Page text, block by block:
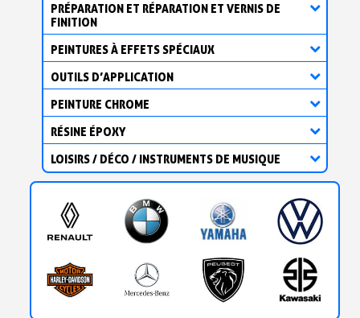
PRÉPARATION ET RÉPARATION ET VERNIS DE
FINITION
PEINTURES À EFFETS SPÉCIAUX
OUTILS D’APPLICATION
PEINTURE CHROME
RÉSINE ÉPOXY
LOISIRS / DÉCO / INSTRUMENTS DE MUSIQUE